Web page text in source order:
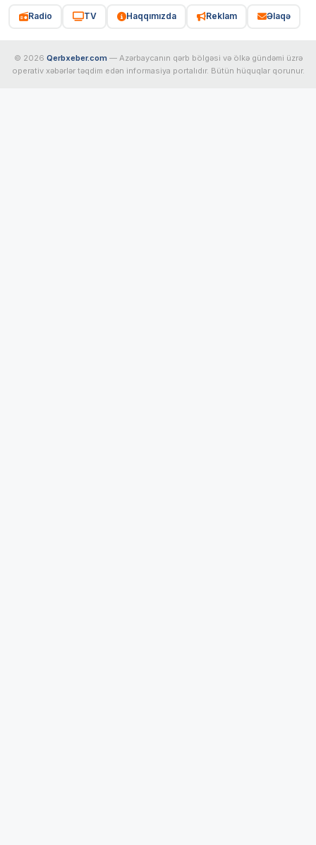
Radio TV Haqqımızda Reklam Əlaqə
© 2026 Qerbxeber.com — Azərbaycanın qərb bölgəsi və ölkə gündəmi üzrə
operativ xəbərlər təqdim edən informasiya portalıdır. Bütün hüquqlar qorunur.